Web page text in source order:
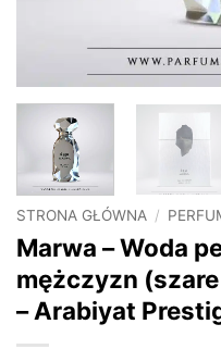
STRONA GŁÓWNA /
Marwa – Woda
mężczyzn
– Arabiyat